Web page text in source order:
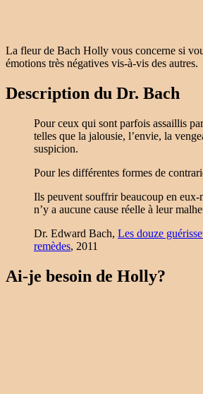
La fleur de Bach Holly vous concerne si
émotions très négatives vis-à-vis des autres.
Description du Dr. Bach
Pour ceux qui sont parfois assaillis
telles que la jalousie, l’envie, la
suspicion.
Pour les différentes formes de
Ils peuvent souffrir beaucoup en eux-
n’y a aucune cause réelle à leur
Dr. Edward Bach, Les douze
remèdes, 2011
Ai-je besoin de Holly?